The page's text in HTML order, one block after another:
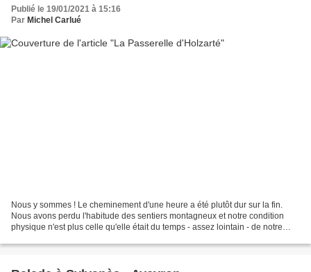
Publié le 19/01/2021 à 15:16
Par Michel Carlué
Nous y sommes ! Le cheminement d'une heure a été plutôt dur sur la fin.
Nous avons perdu l'habitude des sentiers montagneux et notre condition
physique n'est plus celle qu'elle était du temps - assez lointain - de notre